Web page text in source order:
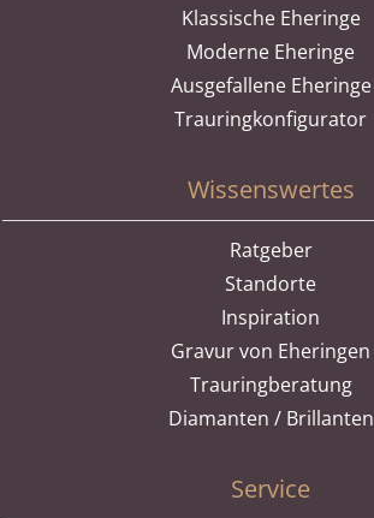
Klassische Eheringe
Moderne Eheringe
Ausgefallene Eheringe
Trauringkonfigurator
Wissenswertes
Ratgeber
Standorte
Inspiration
Gravur von Eheringen
Trauringberatung
Diamanten / Brillanten
Service